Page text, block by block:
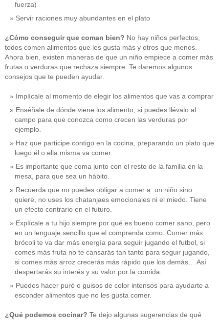
fuerza)
Servir raciones muy abundantes en el plato
¿Cómo conseguir que coman bien? No hay niños perfectos,
todos comen alimentos que les gusta más y otros que menos.
Ahora bien, existen maneras de que un niño empiece a comer más
frutas o verduras que rechaza siempre. Te daremos algunos
consejos que te pueden ayudar.
Implícale al momento de elegir los alimentos que vas a comprar
Enséñale de dónde viene los alimento, si puedes llévalo al
campo para que conozca como crecen las verduras por
ejemplo.
Haz que participe contigo en la cocina, preparando un plato que
luego él o ella misma va comer.
Es importante que coma junto con el resto de la familia en la
mesa, para que sea un hábito.
Recuerda que no puedes obligar a comer a un niño sino
quiere, no uses los chatanjaes emocionales ni el miedo. Tiene
un efecto contrario en el futuro.
Explícale a tu hijo siempre por qué es bueno comer sano, pero
en un lenguaje sencillo que el comprenda como: Comer más
brócoli te va dar más energía para seguir jugando el futbol, si
comes más fruta no te cansarás tan tanto para seguir jugando,
si comes más arroz crecerás más rápido que los demás… Así
despertarás su interés y su valor por la comida.
Puedes hacer puré o guisos de color intensos para ayudarte a
esconder alimentos que no les gusta comer.
¿Qué podemos cocinar? Te dejo algunas sugerencias de qué